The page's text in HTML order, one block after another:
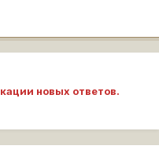
новых ответов.